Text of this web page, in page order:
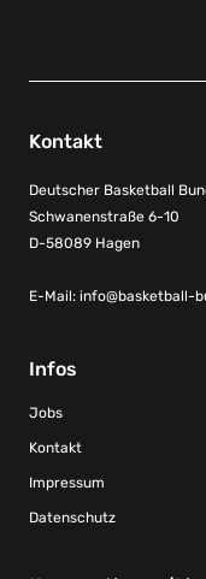
Kontakt
Deutscher Basketball
Schwanenstraße 6-10
D-58089 Hagen
E-Mail: info@basketball-
Infos
Jobs
Kontakt
Impressum
Datenschutz